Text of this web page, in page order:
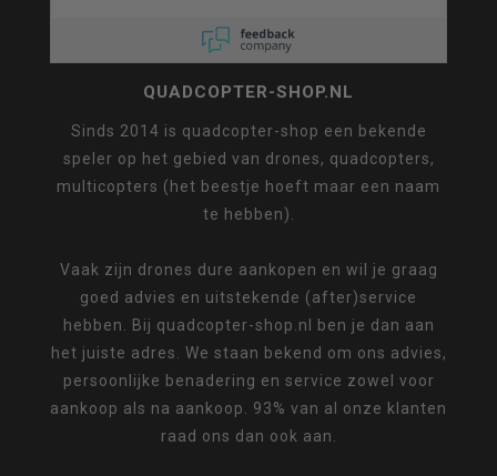
QUADCOPTER-SHOP.NL
Sinds 2014 is quadcopter-shop een bekende
speler op het gebied van drones, quadcopters,
multicopters (het beestje hoeft maar een naam
te hebben).
Vaak zijn drones dure aankopen en wil je graag
goed advies en uitstekende (after)service
hebben. Bij quadcopter-shop.nl ben je dan aan
het juiste adres. We staan bekend om ons advies,
persoonlijke benadering en service zowel voor
aankoop als na aankoop. 93% van al onze klanten
raad ons dan ook aan.